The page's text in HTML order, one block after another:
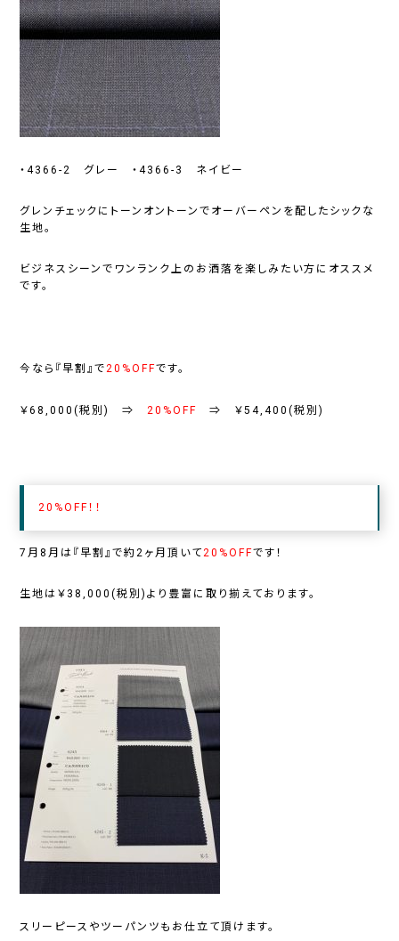
・4366-2 グレー ・4366-3 ネイビー
グレンチェックにトーンオントーンでオーバーペンを配したシックな
生地。
ビジネスシーンでワンランク上のお洒落を楽しみたい方にオススメ
です。
今なら『早割』で20%OFFです。
￥68,000(税別) ⇒ 20%OFF⇒ ￥54,400(税別)
20%OFF！！
7月8月は『早割』で約2ヶ月頂いて 20%OFFです！
生地は￥38,000(税別)より豊富に取り揃えております。
スリーピースやツーパンツもお仕立て頂けます。